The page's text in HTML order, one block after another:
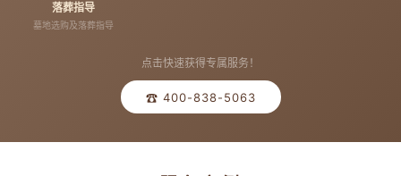
落葬指导
墓地选购及落葬指导
点击快速获得专属服务！
☎ 400-838-5063